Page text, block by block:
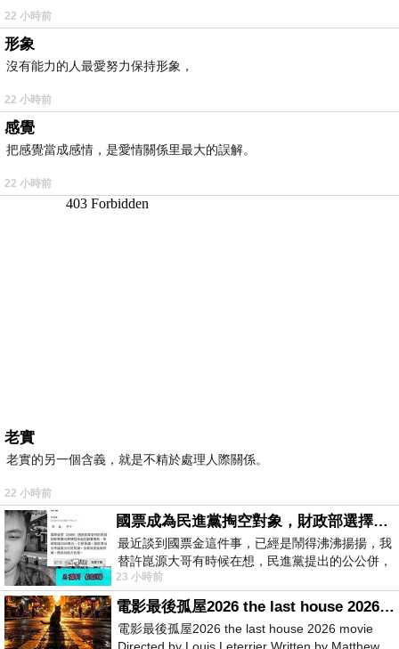
22 小時前
形象
沒有能力的人最愛努力保持形象，
22 小時前
感覺
把感覺當成感情，是愛情關係里最大的誤解。
22 小時前
老實
老實的另一個含義，就是不精於處理人際關係。
22 小時前
國票成為民進黨掏空對象，財政部選擇性失憶
最近談到國票金這件事，已經是鬧得沸沸揚揚，我
替許崑源大哥有時候在想，民進黨提出的公公併，
其實就是想要國庫通黨庫，鬧出最大的醜
23 小時前
電影最後孤屋2026 the last house 2026 movie
電影最後孤屋2026 the last house 2026 movie